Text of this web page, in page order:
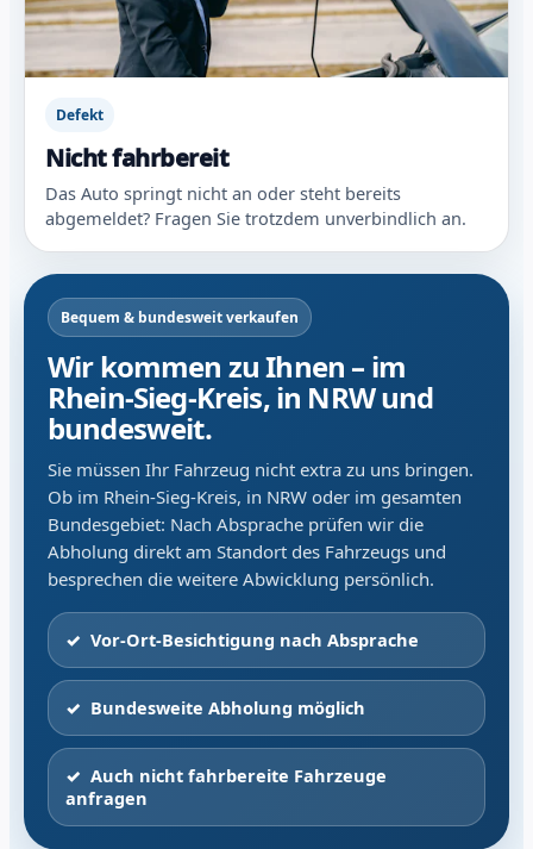
Defekt
Nicht fahrbereit
Das Auto springt nicht an oder steht bereits
abgemeldet? Fragen Sie trotzdem unverbindlich an.
Bequem & bundesweit verkaufen
Wir kommen zu Ihnen – im
Rhein-Sieg-Kreis, in NRW und
bundesweit.
Sie müssen Ihr Fahrzeug nicht extra zu uns bringen.
Ob im Rhein-Sieg-Kreis, in NRW oder im gesamten
Bundesgebiet: Nach Absprache prüfen wir die
Abholung direkt am Standort des Fahrzeugs und
besprechen die weitere Abwicklung persönlich.
Vor-Ort-Besichtigung nach Absprache
Bundesweite Abholung möglich
Auch nicht fahrbereite Fahrzeuge
anfragen